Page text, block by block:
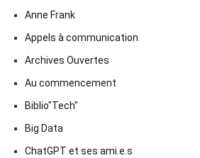
Anne Frank
Appels à communication
Archives Ouvertes
Au commencement
Biblio"Tech"
Big Data
ChatGPT et ses ami.e.s